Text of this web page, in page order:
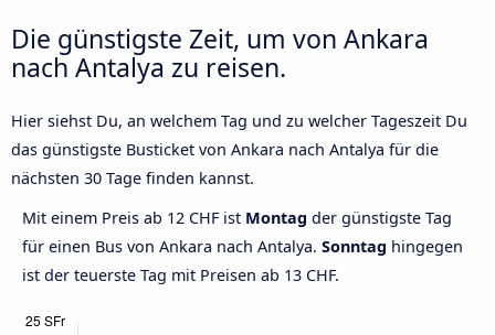
Die günstigste Zeit, um von Ankara
nach Antalya zu reisen.
Hier siehst Du, an welchem Tag und zu welcher Tageszeit Du
das günstigste Busticket von Ankara nach Antalya für die
nächsten 30 Tage finden kannst.
Mit einem Preis ab 12 CHF ist Montag der günstigste Tag
für einen Bus von Ankara nach Antalya. Sonntag hingegen
ist der teuerste Tag mit Preisen ab 13 CHF.